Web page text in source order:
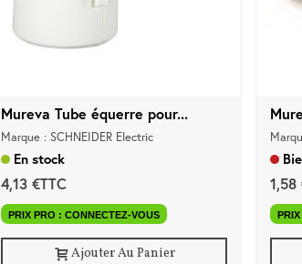
Mureva Tube équerre pour...
Marque : SCHNEIDER Electric
En stock
4,13 €TTC
PRIX PRO : CONNECTEZ-VOUS
Ajouter Au Panier
1,58